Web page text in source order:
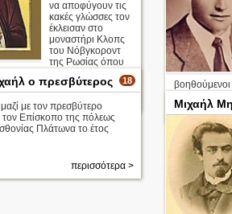
να αποφύγουν τις
κακές γλώσσες τον
έκλεισαν στο
μοναστήρι Κλοπς
του Νόβγκοροντ
της Ρωσίας όπου
περισσότερα >
18
ο πρεσβύτερος
με τον πρεσβύτερο
τον Επίσκοπο της πόλεως
Πλάτωνα το έτος
περισσότερα >
Μιχαήλ